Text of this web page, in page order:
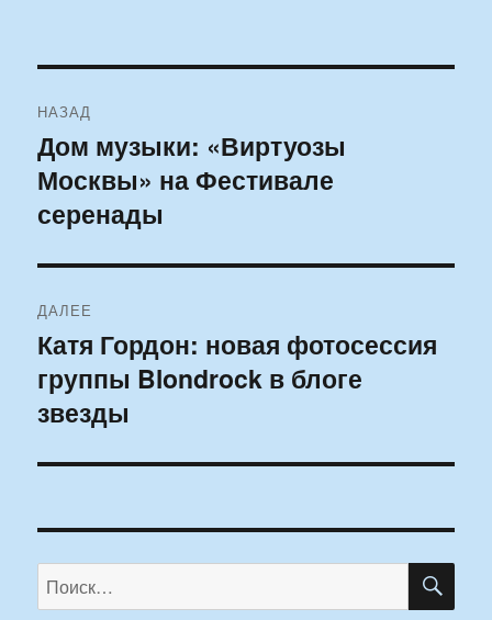
по
записям
НАЗАД
Предыдущая
запись:
Дом музыки: «Виртуозы
Москвы» на Фестивале
серенады
ДАЛЕЕ
Следующая
запись:
Катя Гордон: новая фотосессия
группы Blondrock в блоге
звезды
Искать: